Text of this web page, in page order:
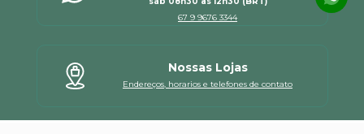
67 9 9676 3344
Nossas Lojas
Endereços, horarios e telefones de contato